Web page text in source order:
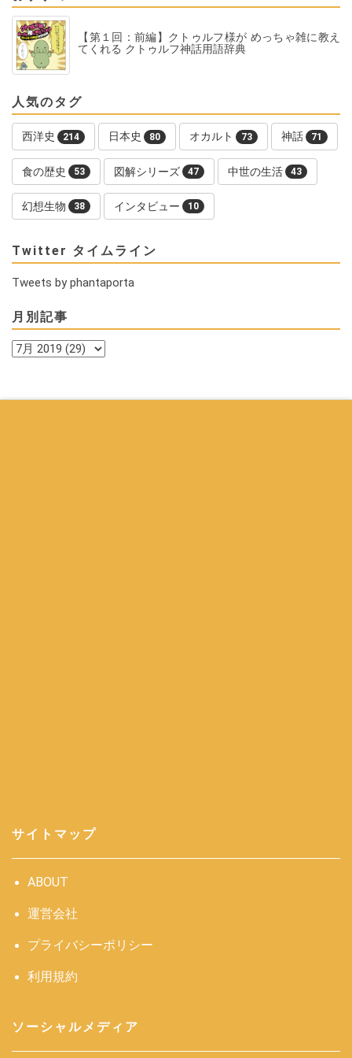
【第１回：前編】クトゥルフ様が めっちゃ雑に教え
てくれる クトゥルフ神話用語辞典
人気のタグ
西洋史 214 日本史 80 オカルト 73 神話 71
食の歴史 53 図解シリーズ 47 中世の生活 43
幻想生物 38 インタビュー 10
Twitter タイムライン
Tweets by phantaporta
月別記事
サイトマップ
ABOUT
運営会社
プライバシーポリシー
利用規約
ソーシャルメディア